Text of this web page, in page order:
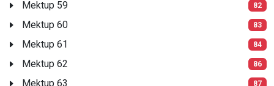
Mektup 59 82
Mektup 60 83
Mektup 61 84
Mektup 62 86
Mektup 63 87